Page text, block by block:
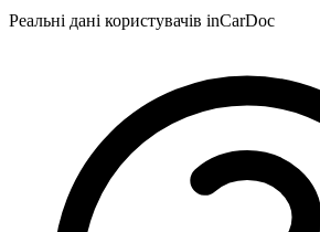
Реальні дані користувачів inCarDoc